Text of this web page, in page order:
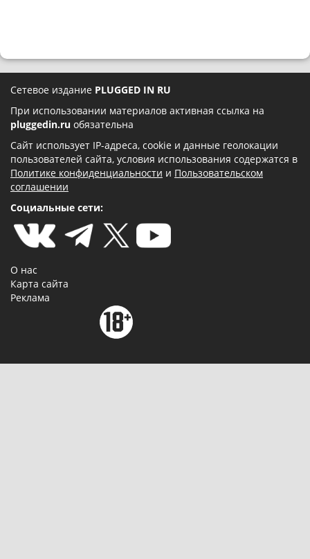
Сетевое издание PLUGGED IN RU
При использовании материалов активная ссылка на
pluggedin.ru обязательна
Сайт использует IP-адреса, cookie и данные геолокации
пользователей сайта, условия использования содержатся в
Политике конфиденциальности и Пользовательском
соглашении
Социальные сети:
О нас
Карта сайта
Реклама